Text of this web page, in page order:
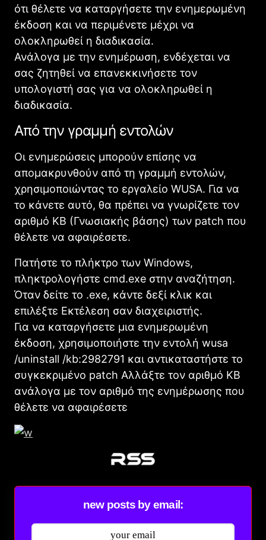
ότι θέλετε να καταργήσετε την ενημερωμένη
έκδοση και να περιμένετε μέχρι να
ολοκληρωθεί η διαδικασία.
Ανάλογα με την ενημέρωση, ενδέχεται να
σας ζητηθεί να επανεκκινήσετε τον
υπολογιστή σας για να ολοκληρωθεί η
διαδικασία.
Από την γραμμή εντολών
Οι ενημερώσεις μπορούν επίσης να
απομακρυνθούν από τη γραμμή εντολών,
χρησιμοποιώντας το εργαλείο WUSA. Για να
το κάνετε αυτό, θα πρέπει να γνωρίζετε τον
αριθμό KB (Γνωσιακής βάσης) των patch που
θέλετε να αφαιρέσετε.
Πατήστε το πλήκτρο των Windows,
πληκτρολογήστε cmd.exe στην αναζήτηση.
Όταν δείτε το .exe, κάντε δεξί κλικ και
επιλέξτε Εκτέλεση σαν διαχειριστής.
Για να καταργήσετε μια ενημερωμένη
έκδοση, χρησιμοποιήστε την εντολή wusa
/uninstall /kb:2982791 και αντικαταστήστε το
συγκεκριμένο patch Αλλάξτε τον αριθμό KB
ανάλογα με τον αριθμό της ενημέρωσης που
θέλετε να αφαιρέσετε
new posts by email: